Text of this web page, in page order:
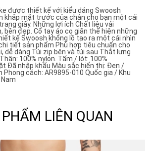
được thiết kế với kiểu dáng Swoosh
khắp mặt trước của chân cho bạn một cái
giấy. Những lợi ích Chất liệu vải
đẹp. Cổ tay áo co giãn thể hiện những
kế Swoosh khổng lồ tạo ra một cái nhìn
tiết sản phẩm Phù hợp tiêu chuẩn cho
dễ dàng Túi zip bên và túi sau Thắt lưng
100% nylon. Tấm / lót: 100%
Đã nhập khẩu Màu sắc hiển thị: Đen /
cách: AR9895-010 Quốc gia / Khu
LIÊN QUAN